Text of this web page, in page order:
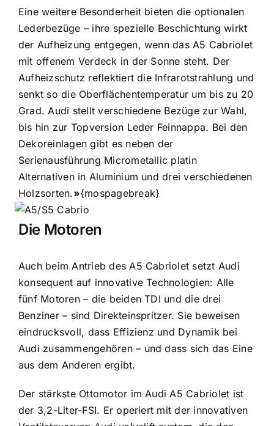
Eine weitere Besonderheit bieten die optionalen
Lederbezüge – ihre spezielle Beschichtung wirkt
der Aufheizung entgegen, wenn das A5 Cabriolet
mit offenem Verdeck in der Sonne steht. Der
Aufheizschutz reflektiert die Infrarot­strahlung und
senkt so die Oberflächentemperatur um bis zu 20
Grad. Audi stellt verschiedene Bezüge zur Wahl,
bis hin zur Topversion Leder Feinnappa. Bei den
Dekoreinlagen gibt es neben der
Serienausführung Micrometallic platin
Alternativen in Aluminium und drei verschiedenen
Holzsorten.»{mospagebreak}
Die Motoren
Auch beim Antrieb des A5 Cabriolet setzt Audi
konsequent auf innovative Technologien: Alle
fünf Motoren – die beiden TDI und die drei
Benziner – sind Direkteinspritzer. Sie beweisen
eindrucksvoll, dass Effizienz und Dynamik bei
Audi zusammengehören – und dass sich das Eine
aus dem Anderen ergibt.
Der stärkste Ottomotor im Audi A5 Cabriolet ist
der 3,2-Liter-FSI. Er operiert mit der innovativen